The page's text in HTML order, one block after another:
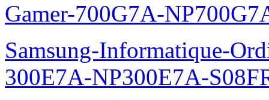
Gamer-700G7A-
Samsung-Informatique-
300E7A-NP300E7A-